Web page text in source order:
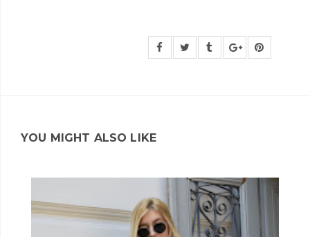
YOU MIGHT ALSO LIKE